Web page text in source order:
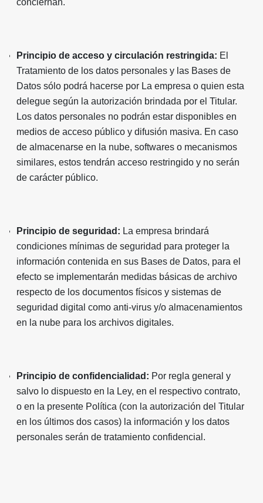
conciernan.
Principio de acceso y circulación restringida: El
Tratamiento de los datos personales y las Bases de
Datos sólo podrá hacerse por La empresa o quien esta
delegue según la autorización brindada por el Titular.
Los datos personales no podrán estar disponibles en
medios de acceso público y difusión masiva. En caso
de almacenarse en la nube, softwares o mecanismos
similares, estos tendrán acceso restringido y no serán
de carácter público.
Principio de seguridad: La empresa brindará
condiciones mínimas de seguridad para proteger la
información contenida en sus Bases de Datos, para el
efecto se implementarán medidas básicas de archivo
respecto de los documentos físicos y sistemas de
seguridad digital como anti-virus y/o almacenamientos
en la nube para los archivos digitales.
Principio de confidencialidad: Por regla general y
salvo lo dispuesto en la Ley, en el respectivo contrato,
o en la presente Política (con la autorización del Titular
en los últimos dos casos) la información y los datos
personales serán de tratamiento confidencial.